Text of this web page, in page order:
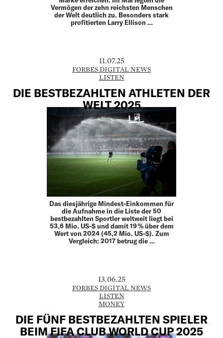
Vermögen der zehn reichsten Menschen
der Welt deutlich zu. Besonders stark
profitierten Larry Ellison …
11.07.25
FORBES DIGITAL NEWS
LISTEN
DIE BESTBEZAHLTEN ATHLETEN DER
WELT 2025
Das diesjährige Mindest-Einkommen für
die Aufnahme in die Liste der 50
bestbezahlten Sportler weltweit liegt bei
53,6 Mio. US-$ und damit 19 % über dem
Wert von 2024 (45,2 Mio. US-$). Zum
Vergleich: 2017 betrug die …
13.06.25
FORBES DIGITAL NEWS
LISTEN
MONEY
DIE FÜNF BESTBEZAHLTEN SPIELER
BEIM FIFA CLUB WORLD CUP 2025